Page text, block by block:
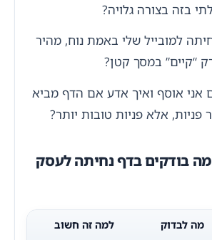
בזה בצורה גלויה?
למובייל שלי באמת נוח, מהיר
“קיים” במסך קטן?
אני אוסף ואיך אדע אם הדף מביא
פניות, אלא פניות טובות יותר?
בודקים בדף נחיתה לעסק
מה לבדוק למה זה חשוב